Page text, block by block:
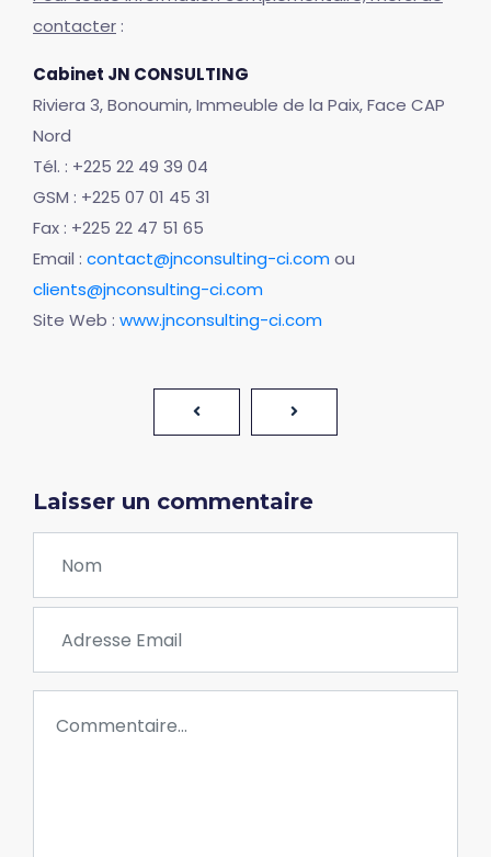
contacter :
Cabinet JN CONSULTING
Riviera 3, Bonoumin, Immeuble de la Paix, Face CAP
Nord
Tél. : +225 22 49 39 04
GSM : +225 07 01 45 31
Fax : +225 22 47 51 65
Email : contact@jnconsulting-ci.comou
clients@jnconsulting-ci.com
Site Web : www.jnconsulting-ci.com
Laisser un commentaire